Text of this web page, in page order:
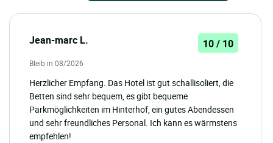
Jean-marc L. 10 / 10
Bleib in 08/2026
Herzlicher Empfang. Das Hotel ist gut schallisoliert, die
Betten sind sehr bequem, es gibt bequeme
Parkmöglichkeiten im Hinterhof, ein gutes Abendessen
und sehr freundliches Personal. Ich kann es wärmstens
empfehlen!